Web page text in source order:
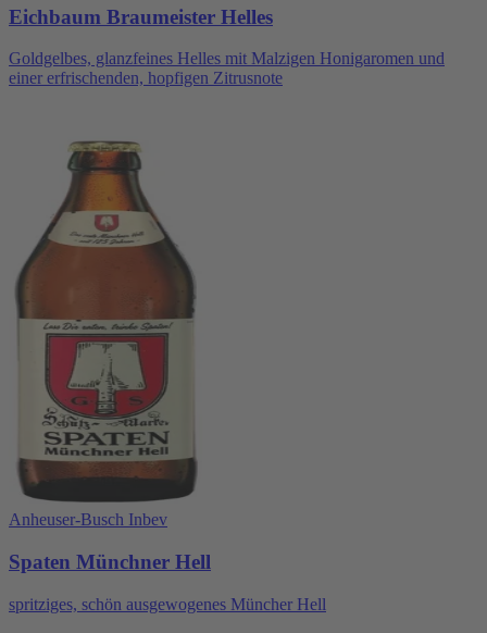
Eichbaum Braumeister Helles
Goldgelbes, glanzfeines Helles mit Malzigen Honigaromen und
einer erfrischenden, hopfigen Zitrusnote
Anheuser-Busch Inbev
Spaten Münchner Hell
spritziges, schön ausgewogenes Müncher Hell